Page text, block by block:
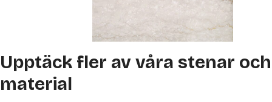
Upptäck fler av våra stenar och
material